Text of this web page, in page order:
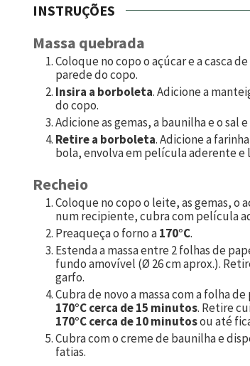
INSTRUÇÕES
Massa quebrada
Coloque no copo o açúcar e a casca
parede do copo.
Insira a borboleta. Adicione a
do copo.
Adicione as gemas, a baunilha e o sal
Retire a borboleta. Adicione a
bola, envolva em película aderente
Recheio
Coloque no copo o leite, as gemas, o
num recipiente, cubra com película
Preaqueça o forno a170°C.
Estenda a massa entre 2 folhas de
fundo amovível (Ø 26 cm aprox.).
garfo.
Cubra de novo a massa com a folha
170°C cerca de 15 minutos. Retire
170°C cerca de 10 minutosou até
Cubra com o creme de baunilha e
fatias.